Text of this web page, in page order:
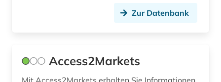
Zur Datenbank
Access2Markets